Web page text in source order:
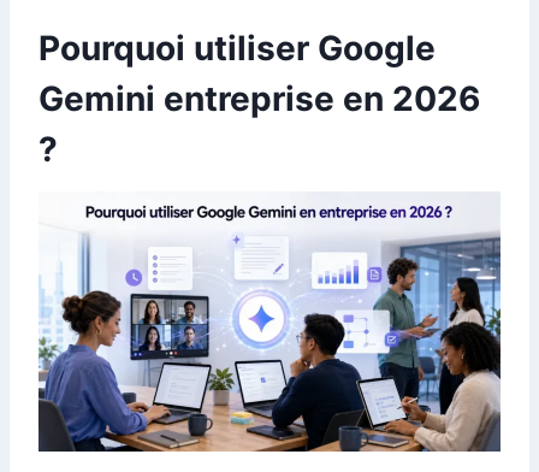
Pourquoi utiliser Google
Gemini entreprise en 2026
?